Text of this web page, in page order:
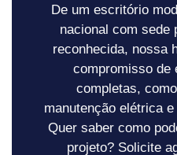
De um escritório
nacional com sede
reconhecida, nossa
compromisso de
completas,
manutenção elétrica
Quer saber como
projeto? Solicite